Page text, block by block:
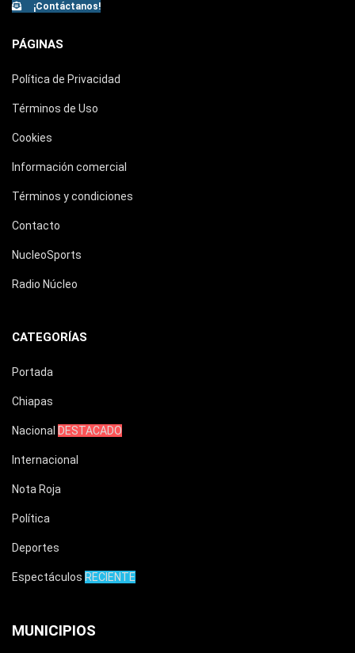
¡Contáctanos!
PÁGINAS
Política de Privacidad
Términos de Uso
Cookies
Información comercial
Términos y condiciones
Contacto
NucleoSports
Radio Núcleo
CATEGORÍAS
Portada
Chiapas
Nacional DESTACADO
Internacional
Nota Roja
Política
Deportes
Espectáculos RECIENTE
MUNICIPIOS